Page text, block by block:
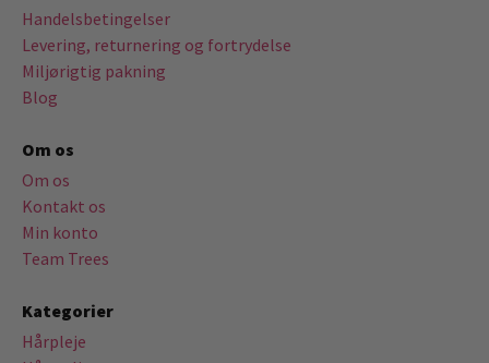
Handelsbetingelser
Levering, returnering og fortrydelse
Miljørigtig pakning
Blog
Om os
Om os
Kontakt os
Min konto
Team Trees
Kategorier
Hårpleje